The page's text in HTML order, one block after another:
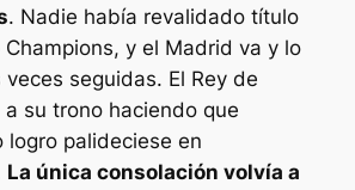
. Nadie había revalidado título
y el Madrid va y lo
seguidas. El Rey de
a su trono haciendo que
logro palideciese en
La única consolación volvía a